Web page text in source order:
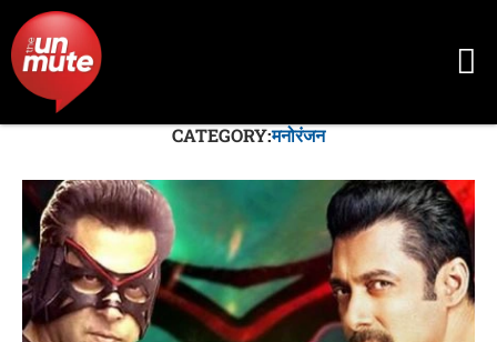
CATEGORY:मनोरंजन